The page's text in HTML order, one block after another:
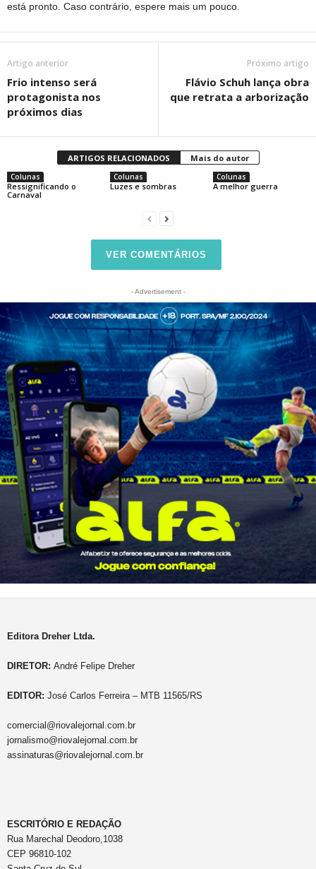
está pronto. Caso contrário, espere mais um pouco.
Artigo anterior
Frio intenso será
protagonista nos
próximos dias
Próximo artigo
Flávio Schuh lança obra
que retrata a arborização
ARTIGOS RELACIONADOS Mais do autor
Colunas
Ressignificando o
Carnaval
Colunas
Luzes e sombras
Colunas
A melhor guerra
VER COMENTÁRIOS
- Advertisement -
Editora Dreher Ltda.
DIRETOR: André Felipe Dreher
EDITOR: José Carlos Ferreira – MTB 11565/RS
comercial@riovalejornal.com.br
jornalismo@riovalejornal.com.br
assinaturas@riovalejornal.com.br
ESCRITÓRIO E REDAÇÃO
Rua Marechal Deodoro,1038
CEP 96810-102